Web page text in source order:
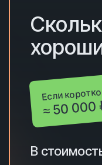
Если коротко
≈ 50 000
В